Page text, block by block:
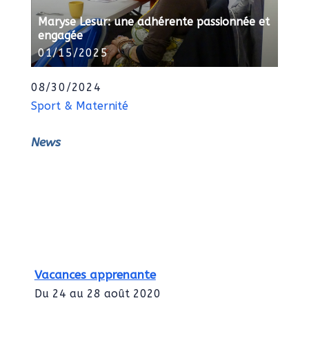
Maryse Lesur: une adhérente passionnée et
engagée
01/15/2025
08/30/2024
Sport & Maternité
News
Vacances apprenante
Du 24 au 28 août 2020